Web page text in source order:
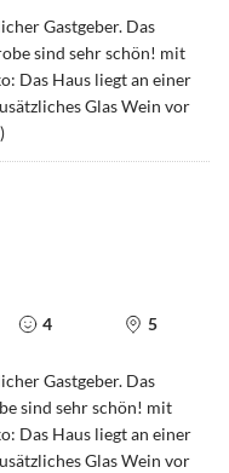
Gastgeber. Das
sind sehr schön! mit
Das Haus liegt an einer
Glas Wein vor
4 5
Gastgeber. Das
sind sehr schön! mit
Das Haus liegt an einer
Glas Wein vor